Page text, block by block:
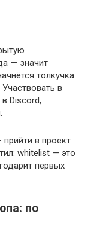
— значит
толкучка.
в
Discord,
в проект
whitelist — это
первых
по